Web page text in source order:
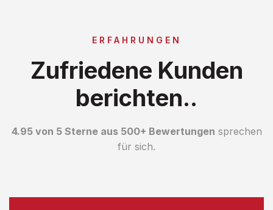
ERFAHRUNGEN
Zufriedene Kunden
berichten..
4.95 von 5 Sterne aus 500+ Bewertungen sprechen
für sich.